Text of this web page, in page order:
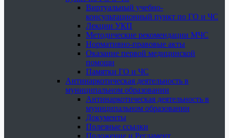
Виртуальный учебно-
консультационный пункт по ГО и ЧС
Лекции УКП
Методические рекомендации МЧС
Нормативно-правовые акты
Оказание первой медицинской
помощи
Памятки ГО и ЧС
Антинаркотическая деятельность в
муниципальном образовании
Антинаркотическая деятельность в
муниципальном образовании
Документы
Полезные ссылки
Положение и Регламент